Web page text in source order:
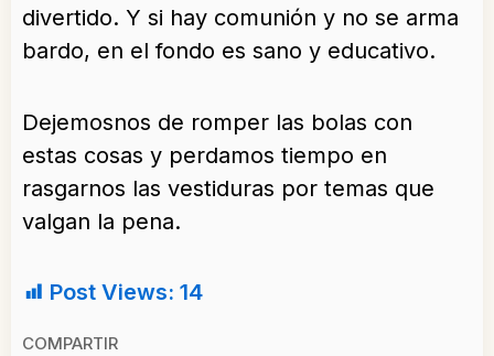
divertido. Y si hay comunión y no se arma
bardo, en el fondo es sano y educativo.
Dejemosnos de romper las bolas con
estas cosas y perdamos tiempo en
rasgarnos las vestiduras por temas que
valgan la pena.
Post Views: 14
COMPARTIR